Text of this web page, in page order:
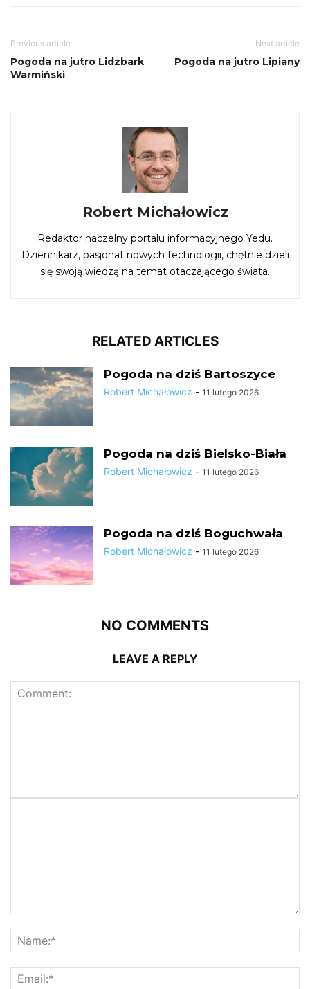
Previous article
Pogoda na jutro Lidzbark
Warmiński
Next article
Pogoda na jutro Lipiany
Robert Michałowicz
Redaktor naczelny portalu informacyjnego Yedu.
Dziennikarz, pasjonat nowych technologii, chętnie dzieli
się swoją wiedzą na temat otaczającego świata.
RELATED ARTICLES
Pogoda na dziś Bartoszyce
Robert Michałowicz - 11 lutego 2026
Pogoda na dziś Bielsko-Biała
Robert Michałowicz - 11 lutego 2026
Pogoda na dziś Boguchwała
Robert Michałowicz - 11 lutego 2026
NO COMMENTS
LEAVE A REPLY